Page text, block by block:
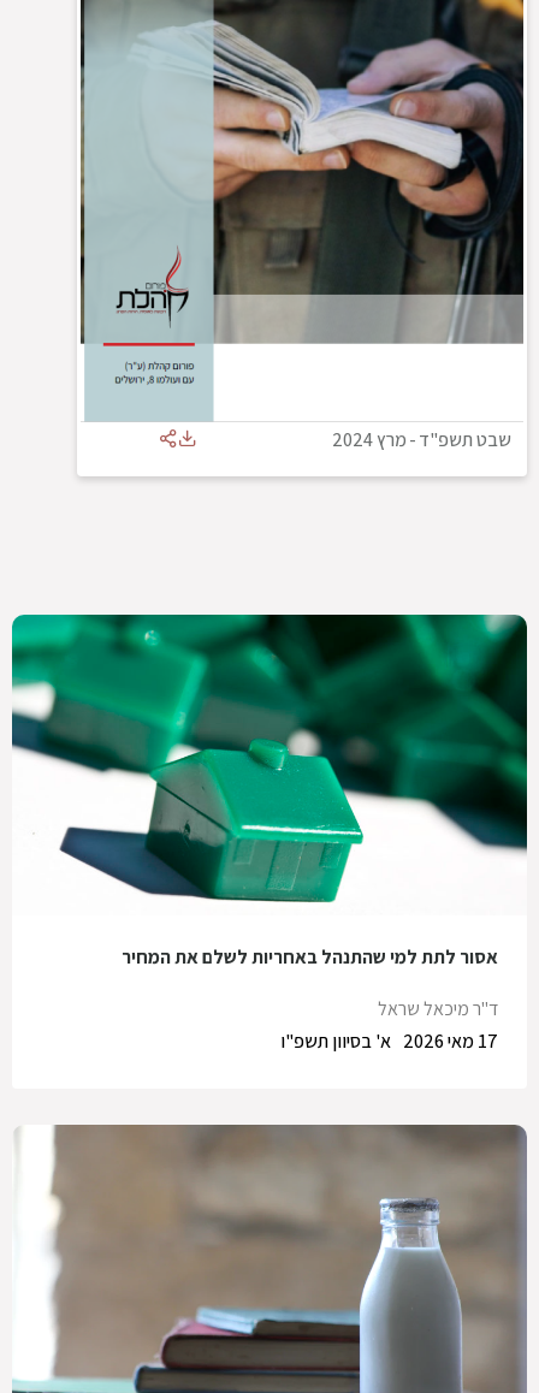
שבט תשפ"ד-מרץ 2024
אסור לתת למי שהתנהל באחריות לשלם את המחיר
ד"ר מיכאל שראל
א' בסיוון תשפ"ו
17 מאי 2026